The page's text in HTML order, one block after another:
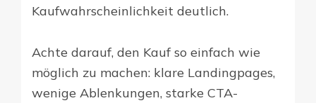
Kaufwahrscheinlichkeit deutlich.
Achte darauf, den Kauf so einfach wie
möglich zu machen: klare Landingpages,
wenige Ablenkungen, starke CTA-